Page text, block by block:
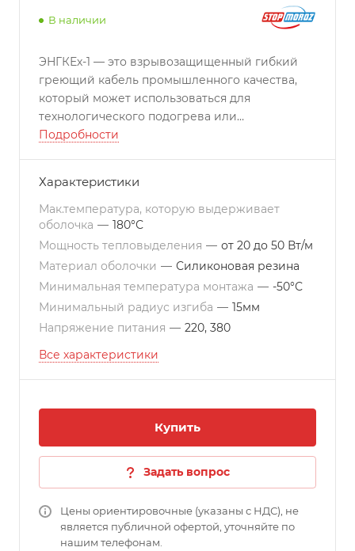
В наличии
ЭНГКЕх-1 — это взрывозащищенный гибкий
греющий кабель промышленного качества,
который может использоваться для
технологического подогрева или
поддержания заданных температур до +180°С,
Подробности
Характеристики
Мак.температура, которую выдерживает
оболочка — 180°С
Мощность тепловыделения — от 20 до 50 Вт/м
Материал оболочки — Силиконовая резина
Минимальная температура монтажа — -50°С
Минимальный радиус изгиба — 15мм
Напряжение питания — 220, 380
Все характеристики
Купить
Задать вопрос
Цены ориентировочные (указаны с НДС), не
является публичной офертой, уточняйте по
нашим телефонам.